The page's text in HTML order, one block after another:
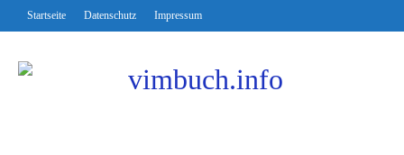
Startseite Datenschutz Impressum